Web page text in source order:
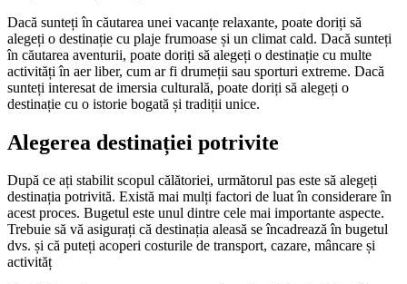
Dacă sunteți în căutarea unei vacanțe relaxante, poate doriți să
alegeți o destinație cu plaje frumoase și un climat cald. Dacă sunteți
în căutarea aventurii, poate doriți să alegeți o destinație cu multe
activități în aer liber, cum ar fi drumeții sau sporturi extreme. Dacă
sunteți interesat de imersia culturală, poate doriți să alegeți o
destinație cu o istorie bogată și tradiții unice.
Alegerea destinației potrivite
După ce ați stabilit scopul călătoriei, următorul pas este să alegeți
destinația potrivită. Există mai mulți factori de luat în considerare în
acest proces. Bugetul este unul dintre cele mai importante aspecte.
Trebuie să vă asigurați că destinația aleasă se încadrează în bugetul
dvs. și că puteți acoperi costurile de transport, cazare, mâncare și
activităț